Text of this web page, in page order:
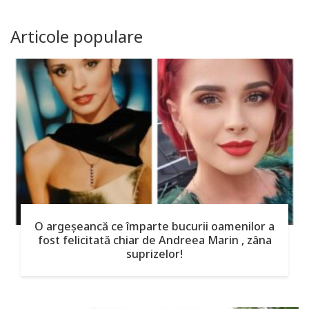
Articole populare
O argeşeancă ce împarte bucurii oamenilor a
fost felicitată chiar de Andreea Marin , zâna
suprizelor!